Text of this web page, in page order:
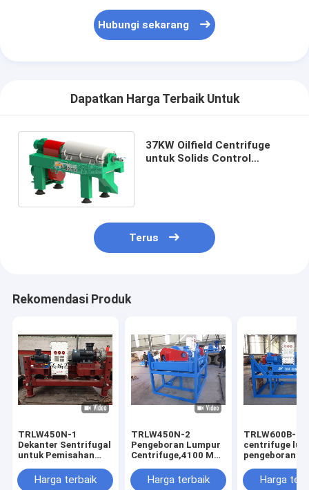
Hubungi sekarang
Dapatkan Harga Terbaik Untuk
37KW Oilfield Centrifuge
untuk Solids Control
Terus
Rekomendasi Produk
TRLW450N-1
Dekanter Sentrifugal
untuk Pemisahan
Harga terbaik
TRLW450N-2
Pengeboran Lumpur
Centrifuge,4100 Max
Max Kecepatan,55kw
Daya
Harga terbaik
TRLW600B-1
centrifuge
pengeboran
kapasitas
Harga